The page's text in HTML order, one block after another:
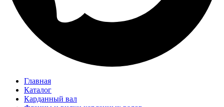
Главная
Каталог
Карданный вал